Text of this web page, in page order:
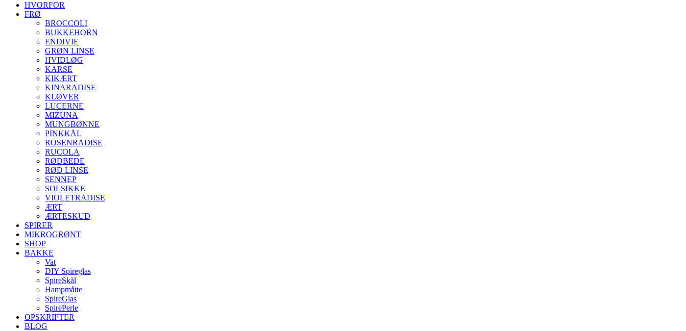
HVORFOR
FRØ
BROCCOLI
BUKKEHORN
ENDIVIE
GRØN LINSE
HVIDLØG
KARSE
KIKÆRT
KINARADISE
KLØVER
LUCERNE
MIZUNA
MUNGBØNNE
PINKKÅL
ROSENRADISE
RUCOLA
RØDBEDE
RØD LINSE
SENNEP
SOLSIKKE
VIOLETRADISE
ÆRT
ÆRTESKUD
SPIRER
MIKROGRØNT
SHOP
BAKKE
Vat
DIY Spireglas
SpireSkål
Hampmåtte
SpireGlas
SpirePerle
OPSKRIFTER
BLOG